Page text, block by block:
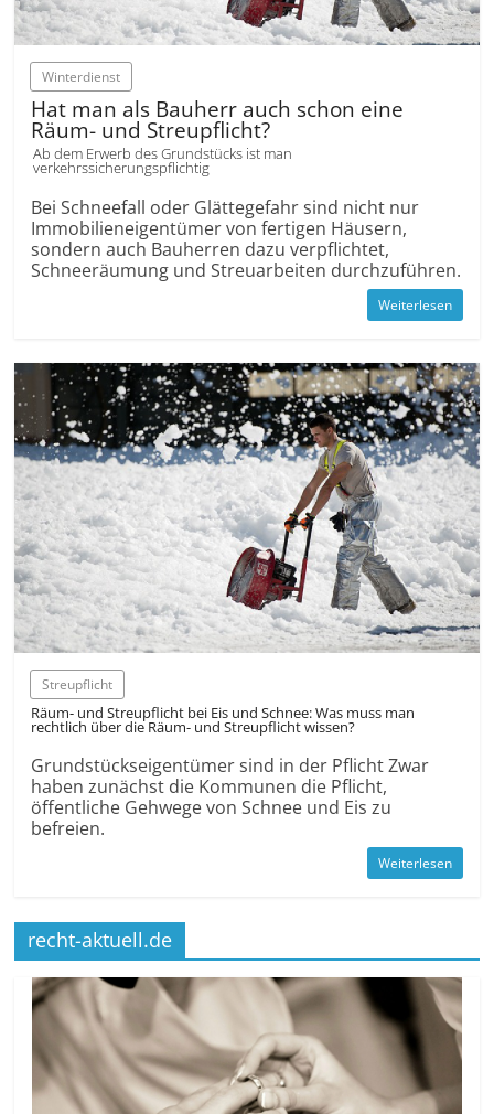
Winterdienst
Hat man als Bauherr auch schon eine
Räum- und Streupflicht?
Ab dem Erwerb des Grundstücks ist man
verkehrssicherungspflichtig
Bei Schneefall oder Glättegefahr sind nicht nur
Immobilieneigentümer von fertigen Häusern,
sondern auch Bauherren dazu verpflichtet,
Schneeräumung und Streuarbeiten durchzuführen.
Weiterlesen
Streupflicht
Räum- und Streupflicht bei Eis und Schnee: Was muss man
rechtlich über die Räum- und Streupflicht wissen?
Grundstückseigentümer sind in der Pflicht Zwar
haben zunächst die Kommunen die Pflicht,
öffentliche Gehwege von Schnee und Eis zu
befreien.
Weiterlesen
recht-aktuell.de